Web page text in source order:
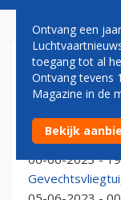
CESSNA
aan vleugels
06-06-2023 -
Ontvang een
toegang tot al
Ontvang tevens
Magazine in de
Bekijk